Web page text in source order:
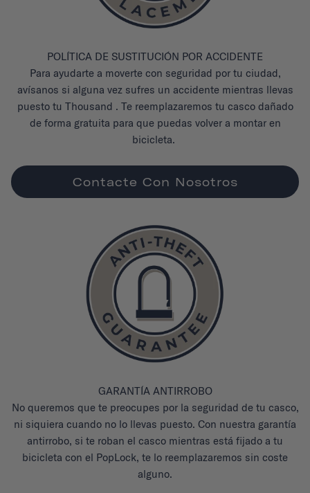
POLÍTICA DE SUSTITUCIÓN POR ACCIDENTE
Para ayudarte a moverte con seguridad por tu ciudad,
avísanos si alguna vez sufres un accidente mientras llevas
puesto tu Thousand . Te reemplazaremos tu casco dañado
de forma gratuita para que puedas volver a montar en
bicicleta.
Contacte Con Nosotros
GARANTÍA ANTIRROBO
No queremos que te preocupes por la seguridad de tu casco,
ni siquiera cuando no lo llevas puesto. Con nuestra garantía
antirrobo, si te roban el casco mientras está fijado a tu
bicicleta con el PopLock, te lo reemplazaremos sin coste
alguno.